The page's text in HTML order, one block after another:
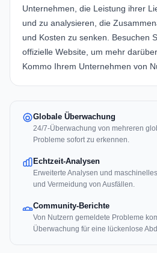
Unternehmen, die Leistung ihrer
und zu analysieren, die
und Kosten zu senken. Besuchen
offizielle Website, um mehr
Kommo Ihrem Unternehmen von
Globale Überwachung
24/7-Überwachung von mehreren
Probleme sofort zu erkennen.
Echtzeit-Analysen
Erweiterte Analysen und
und Vermeidung von Ausfällen.
Community-Berichte
Von Nutzern gemeldete Probleme
Überwachung für eine lückenlose